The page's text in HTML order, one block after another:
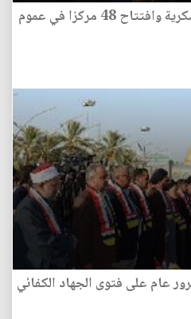
إنطلاق أكبر حملة تدريبية عسكرية وافتتاح 48 مركزا في عموم
عام على فتوى الجهاد الكفائي